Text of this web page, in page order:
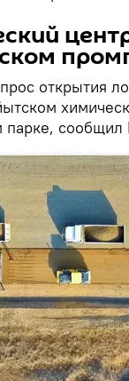
открытия
парке, сообщил